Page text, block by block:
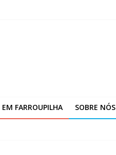
FARROUPILHA SOBRE NÓS